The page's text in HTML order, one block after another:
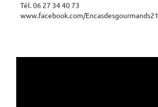
Tél. 06 27 34 40 73
www.facebook.com/Encasdesgourmands21